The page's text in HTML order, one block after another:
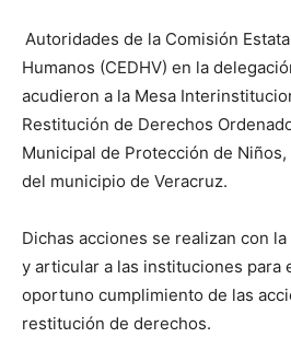
Autoridades de la Comisión
Humanos (CEDHV) en la
acudieron a la Mesa
Restitución de Derechos
Municipal de Protección de
del municipio de Veracruz.
Dichas acciones se realizan con
y articular a las instituciones para
oportuno cumplimiento de las
restitución de derechos.